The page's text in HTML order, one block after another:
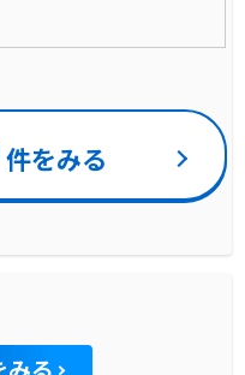
件をみる